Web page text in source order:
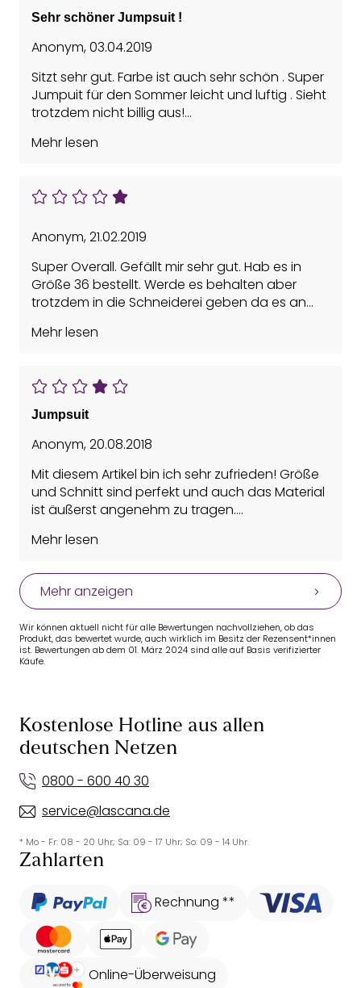
Sehr schöner Jumpsuit !
Anonym,03.04.2019
Sitzt sehr gut. Farbe ist auch sehr schön . Super
Jumpuit für den Sommer leicht und luftig . Sieht
trotzdem nicht billig aus!
Vorteile: Guter Sitz, Hohe Qualität, Leicht,
Mehr lesen
Anonym,21.02.2019
Super Overall. Gefällt mir sehr gut. Hab es in
Größe 36 bestellt. Werde es behalten aber
trotzdem in die Schneiderei geben da es an
Mehr lesen
Jumpsuit
Anonym,20.08.2018
Mit diesem Artikel bin ich sehr zufrieden! Größe
und Schnitt sind perfekt und auch das Material
ist äußerst angenehm zu tragen.
Trocknet schnell
Mehr lesen
Mehr anzeigen
Wir können aktuell nicht für alle Bewertungen nachvollziehen, ob das
Produkt, das bewertet wurde, auch wirklich im Besitz der Rezensent*innen
ist. Bewertungen ab dem 01. März 2024 sind alle auf Basis verifizierter
Käufe.
Kostenlose Hotline aus allen
deutschen Netzen
0800 - 600 40 30
service@lascana.de
* Mo - Fr: 08 - 20 Uhr; Sa: 09 - 17 Uhr; So: 09 - 14 Uhr.
Zahlarten
Rechnung **
Online-Überweisung